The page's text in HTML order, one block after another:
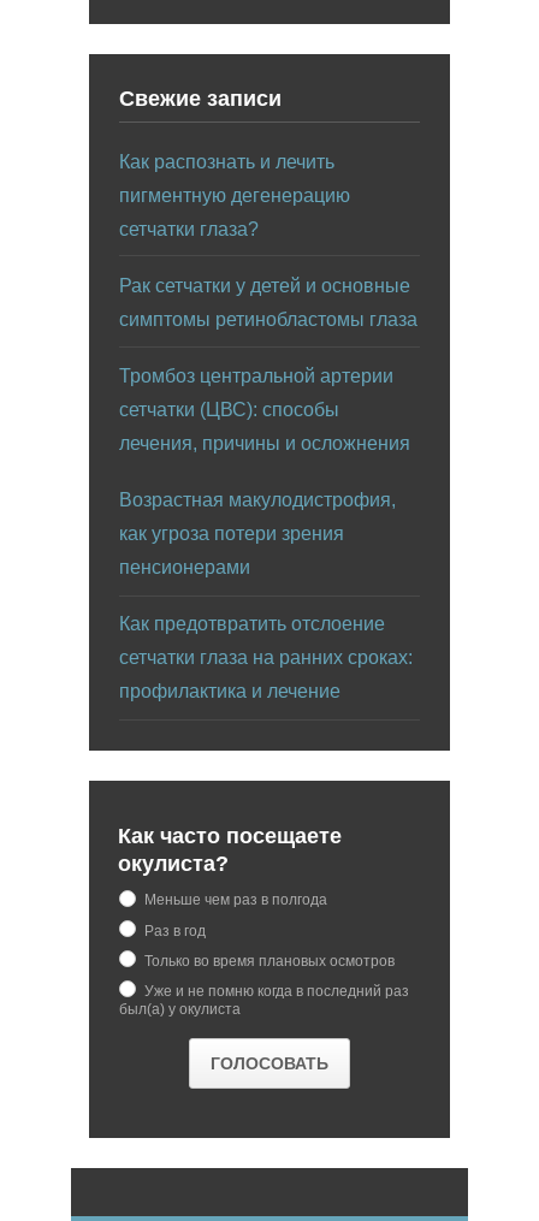
Свежие записи
Как распознать и лечить
пигментную дегенерацию
сетчатки глаза?
Рак сетчатки у детей и основные
симптомы ретинобластомы глаза
Тромбоз центральной артерии
сетчатки (ЦВС): способы
лечения, причины и осложнения
Возрастная макулодистрофия,
как угроза потери зрения
пенсионерами
Как предотвратить отслоение
сетчатки глаза на ранних сроках:
профилактика и лечение
Как часто посещаете
окулиста?
Меньше чем раз в полгода
Раз в год
Только во время плановых осмотров
Уже и не помню когда в последний раз
был(а) у окулиста